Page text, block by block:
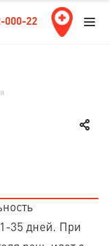
000-22
35 дней. При